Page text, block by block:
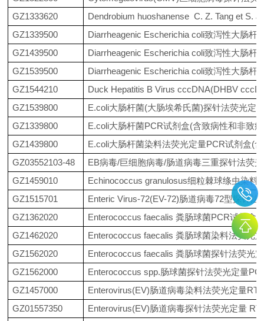
GZ1333620
Dendrobium huoshanense C. Z. Tang et S.
GZ1339500
Diarrheagenic Escherichia coli致泻性大肠
GZ1439500
Diarrheagenic Escherichia coli致泻性大肠
GZ1539500
Diarrheagenic Escherichia coli致泻性大肠
GZ1544210
Duck Hepatitis B Virus cccDNA(DHBV
GZ1539800
E.coli大肠杆菌(大肠埃希氏菌)探针法荧光定
GZ1339800
E.coli大肠杆菌PCR试剂盒(含致病性和非致
GZ1439800
E.coli大肠杆菌染料法荧光定量PCR试剂盒(
GZ03552103-48
EB病毒/巨细胞病毒/肠道病毒三重探针法荧
GZ1459010
Echinococcus granulosus细粒棘球绦虫染料
GZ1515701
Enteric Virus-72(EV-72)肠道病毒72型探针
GZ1362020
Enterococcus faecalis 粪肠球菌PCR试剂盒
GZ1462020
Enterococcus faecalis 粪肠球菌染料法荧光
GZ1562020
Enterococcus faecalis 粪肠球菌探针法荧光
GZ1562000
Enterococcus spp.肠球菌探针法荧光定量
GZ1457000
Enterovirus(EV)肠道病毒染料法荧光定量
GZ01557350
Enterovirus(EV)肠道病毒探针法荧光定量